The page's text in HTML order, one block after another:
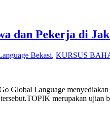
dan Pekerja di
Bekasi, KURSUS
Global Language
merupakan ujian